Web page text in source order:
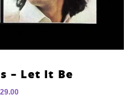
– Let It Be